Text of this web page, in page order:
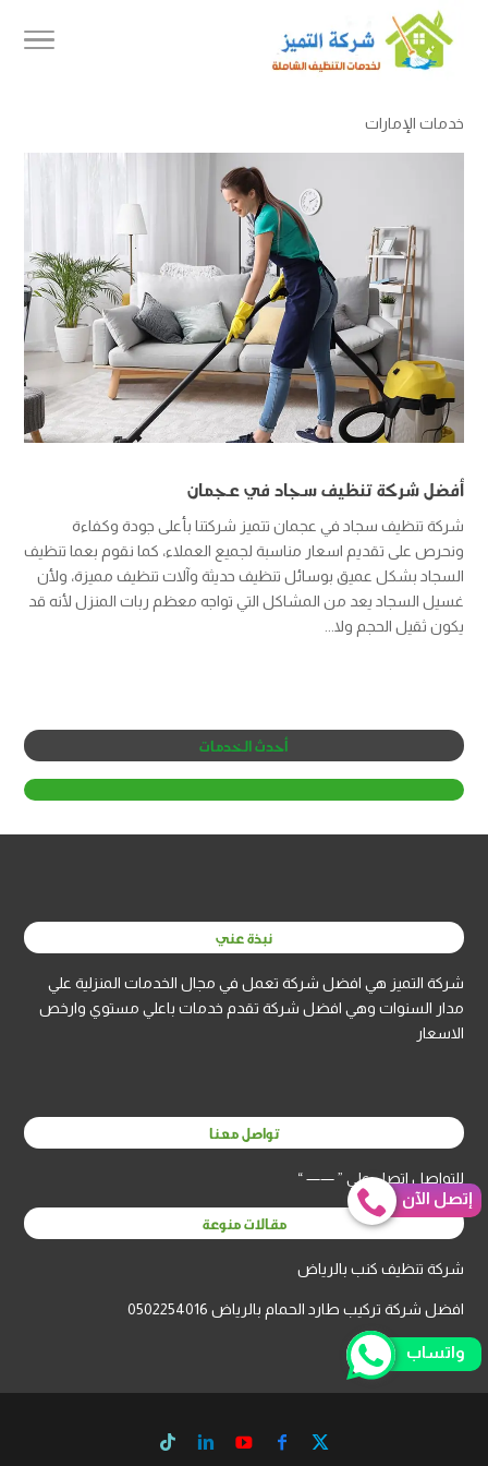
خدمات الإمارات
أفضل شركة تنظيف سجاد في عجمان
شركة تنظيف سجاد في عجمان تتميز شركتنا بأعلى جودة وكفاءة
ونحرص على تقديم اسعار مناسبة لجميع العملاء، كما نقوم بعما تنظيف
السجاد بشكل عميق بوسائل تنظيف حديثة وآلات تنظيف مميزة، ولأن
غسيل السجاد يعد من المشاكل التي تواجه معظم ربات المنزل لأنه قد
يكون ثقيل الحجم ولا...
أحدث الخدمات
نبذة عني
شركة التميز هي افضل شركة تعمل في مجال الخدمات المنزلية علي
مدار السنوات وهي افضل شركة تقدم خدمات باعلي مستوي وارخص
الاسعار
تواصل معنا
للتواصل اتصل علي ” —— “
مقالات منوعة
شركة تنظيف كنب بالرياض
افضل شركة تركيب طارد الحمام بالرياض 0502254016
إتصل الآن
واتساب